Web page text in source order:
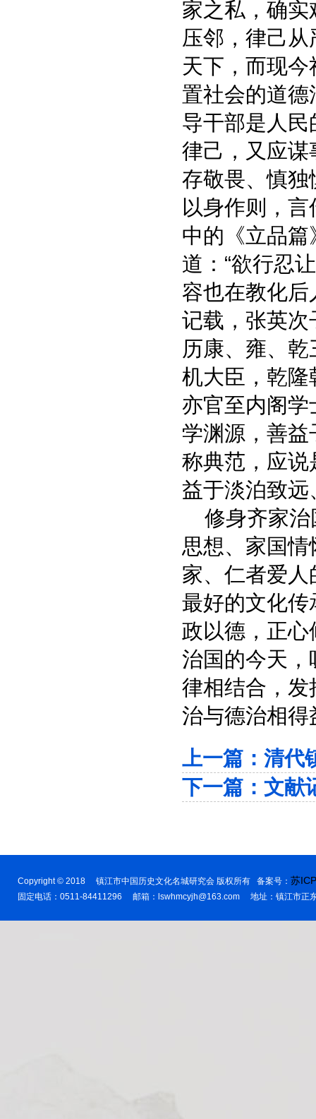
家之私，确
压邻，律己
天下，而现
置社会的道
导干部是人
律己，又应
存敬畏、慎
以身作则，
中的《立品篇
道：“欲行忍
容也在教化
记载，张英
历康、雍、
机大臣，乾
亦官至内阁
学渊源，善
称典范，应
益于淡泊致远
修身齐家治
思想、家国
家、仁者爱
最好的文化
政以德，正
治国的今天
律相结合，
治与德治相得
上一篇： 清代
下一篇： 文献
Copyright © 2018 镇江市中国历史文化名城研究会 版权所有 备案号： 苏
固定电话：0511-84411296 邮箱：lswhmcyjh@163.com 地址：镇江市正